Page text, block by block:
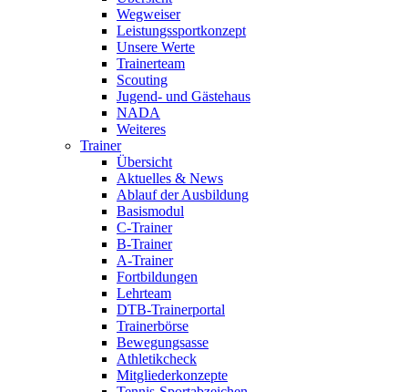
Wegweiser
Leistungssportkonzept
Unsere Werte
Trainerteam
Scouting
Jugend- und Gästehaus
NADA
Weiteres
Trainer
Übersicht
Aktuelles & News
Ablauf der Ausbildung
Basismodul
C-Trainer
B-Trainer
A-Trainer
Fortbildungen
Lehrteam
DTB-Trainerportal
Trainerbörse
Bewegungsasse
Athletikcheck
Mitgliederkonzepte